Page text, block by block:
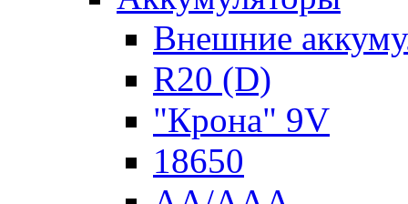
Внешние
R20 (D)
"Крона" 9V
18650